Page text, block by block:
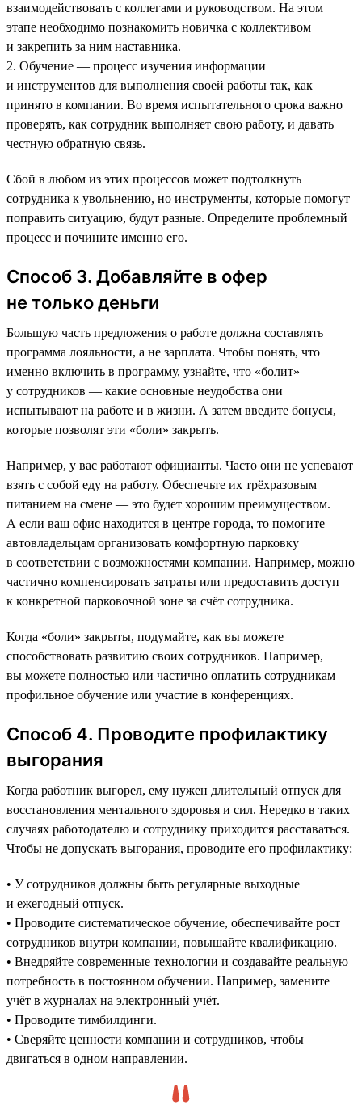
взаимодействовать с коллегами и руководством. На этом
этапе необходимо познакомить новичка с коллективом
и закрепить за ним наставника.
2. Обучение — процесс изучения информации
и инструментов для выполнения своей работы так, как
принято в компании. Во время испытательного срока важно
проверять, как сотрудник выполняет свою работу, и давать
честную обратную связь.
Сбой в любом из этих процессов может подтолкнуть
сотрудника к увольнению, но инструменты, которые помогут
поправить ситуацию, будут разные. Определите проблемный
процесс и почините именно его.
Способ 3. Добавляйте в офер
не только деньги
Большую часть предложения о работе должна составлять
программа лояльности, а не зарплата. Чтобы понять, что
именно включить в программу, узнайте, что «болит»
у сотрудников — какие основные неудобства они
испытывают на работе и в жизни. А затем введите бонусы,
которые позволят эти «боли» закрыть.
Например, у вас работают официанты. Часто они не успевают
взять с собой еду на работу. Обеспечьте их трёхразовым
питанием на смене — это будет хорошим преимуществом.
А если ваш офис находится в центре города, то помогите
автовладельцам организовать комфортную парковку
в соответствии с возможностями компании. Например, можно
частично компенсировать затраты или предоставить доступ
к конкретной парковочной зоне за счёт сотрудника.
Когда «боли» закрыты, подумайте, как вы можете
способствовать развитию своих сотрудников. Например,
вы можете полностью или частично оплатить сотрудникам
профильное обучение или участие в конференциях.
Способ 4. Проводите профилактику
выгорания
Когда работник выгорел, ему нужен длительный отпуск для
восстановления ментального здоровья и сил. Нередко в таких
случаях работодателю и сотруднику приходится расставаться.
Чтобы не допускать выгорания, проводите его профилактику:
• У сотрудников должны быть регулярные выходные
и ежегодный отпуск.
• Проводите систематическое обучение, обеспечивайте рост
сотрудников внутри компании, повышайте квалификацию.
• Внедряйте современные технологии и создавайте реальную
потребность в постоянном обучении. Например, замените
учёт в журналах на электронный учёт.
• Проводите тимбилдинги.
• Сверяйте ценности компании и сотрудников, чтобы
двигаться в одном направлении.